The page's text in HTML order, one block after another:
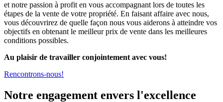
et notre passion à profit en vous accompagnant lors de toutes les
étapes de la vente de votre propriété. En faisant affaire avec nous,
vous découvrirez de quelle façon nous vous aiderons à atteindre vos
objectifs en obtenant le meilleur prix de vente dans les meilleures
conditions possibles.
Au plaisir de travailler conjointement avec vous!
Rencontrons-nous!
Notre engagement envers l'excellence